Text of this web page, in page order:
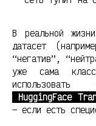
В реальной
датасет
“негатив”,
уже сама
HuggingFace
— если есть